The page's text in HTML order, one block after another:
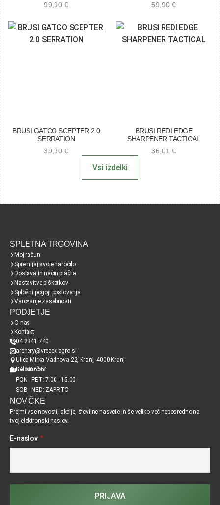
99,90€ 59,90€
BRUSI GATCO SCEPTER 2.0
SERRATION
39,90€
BRUSI REDI EDGE
SHARPENER TACTICAL
36,01€
Vsi izdelki
SPLETNA TRGOVINA
Moj račun
Spremljaj svoje naročilo
Dostava in način plačila
Nastavitve piškotkov
Splošni pogoji poslovanja
Varovanje zasebnosti
PODJETJE
O nas
Kontakt
04 2341 740
archery@vrecek-agro.si
Ulica Mirka Vadnova 22, Kranj, 4000 Kranj
SI38466651
Delovni čas
PON - PET: 7.00 - 15.00
SOB - NED: ZAPRTO
NOVIČKE
Prejmi vse novosti, akcije, številne nasvete in še veliko več neposredno na
tvoj elektronski naslov.
E-naslov *
PRIJAVA